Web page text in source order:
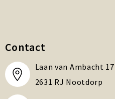
Contact
Laan van Ambacht 17
2631 RJ Nootdorp